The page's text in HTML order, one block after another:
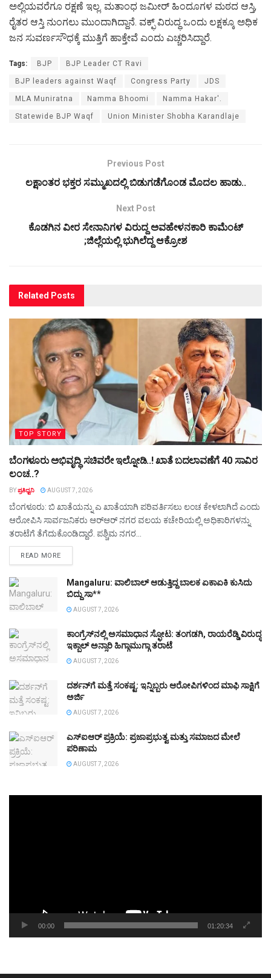
ಅಲ್ಲಿಯವರೆಗೂ ರಕ್ಷಣೆ ಇಲ್ಲ. ಮತಾಂಧ ಜಮೀರ್ ಹಿಂದೂಗಳ ಮಠದ ಆಸ್ತಿ,
ರೈತರ ಆಸ್ತಿ ನುಂಗಲು ಮುಂದಾಗಿದ್ದಾನೆ. ವಕ್ಫ್ ವಿರುದ್ಧ ಒಂದು ಲಕ್ಷಕ್ಕೂ ಅಧಿಕ
ಜನ ಸುವರ್ಣಸೌಧಕ್ಕೆ ಮುತ್ತಿಗೆ ಹಾಕ್ತೇವೆ ಎಂದು ಎಚ್ಚರಿಸಿದ್ದಾರೆ.
Tags: BJP BJP Leader CT Ravi
BJP leaders against Waqf Congress Party JDS
MLA Muniratna Namma Bhoomi Namma Hakar'.
Statewide BJP Waqf Union Minister Shobha Karandlaje
Previous Post
ಲಕ್ಷಾಂತರ ಭಕ್ತರ ಸಮ್ಮುಖದಲ್ಲಿ ಬಿಡುಗಡೆಗೊಂಡ ಮೊದಲ ಹಾಡು..
Next Post
ಕೊಡಗಿನ ವೀರ ಸೇನಾನಿಗಳ ವಿರುದ್ದ ಅವಹೇಳನಕಾರಿ ಕಾಮೆಂಟ್‌
;ಜಿಲ್ಲೆಯಲ್ಲಿ ಭುಗಿಲೆದ್ದ ಆಕ್ರೋಶ
Related Posts
TOP STORY
ಬೆಂಗಳೂರು ಅಭಿವೃದ್ಧಿ ಸಚಿವರೇ ಇಲ್ನೋಡಿ..! ಖಾತೆ ಬದಲಾವಣೆಗೆ 40 ಸಾವಿರ
ಲಂಚ..?
BYಪ್ರತಿಧ್ವನಿ AUGUST 7, 2026
ಬೆಂಗಳೂರು: ಬಿ ಖಾತೆಯನ್ನು ಎ ಖಾತೆಯಾಗಿ ಪರಿವರ್ತಿಸಲು ಲಂಚ ಕೇಳಲಾಗಿದೆ ಎಂದು
ಆರೋಪಿಸಿ ಸಾರ್ವಜನಿಕರು ಆರ್‌ಆರ್ ನಗರ ವಲಯ ಕಚೇರಿಯಲ್ಲಿ ಅಧಿಕಾರಿಗಳನ್ನು
ತರಾಟೆಗೆ ತೆಗೆದುಕೊಂಡಿದ್ದಾರೆ. ಪಶ್ಚಿಮ ನಗರ...
READ MOREDETAILS
Mangaluru: ವಾಲಿಬಾಲ್‌ ಆಡುತ್ತಿದ್ದ ಬಾಲಕ ಏಕಾಏಕಿ ಕುಸಿದು
ಬಿದ್ದು ಸಾ**
AUGUST 7, 2026
ಕಾಂಗ್ರೆಸ್‌ನಲ್ಲಿ ಅಸಮಾಧಾನ ಸ್ಫೋಟ: ತಂಗಡಗಿ, ರಾಯರೆಡ್ಡಿ ವಿರುದ್ಧ
ಇಕ್ಬಾಲ್ ಅನ್ಸಾರಿ ಹಿಗ್ಗಾಮುಗ್ಗಾ ತರಾಟೆ
AUGUST 7, 2026
ದರ್ಶನ್‌ಗೆ ಮತ್ತೆ ಸಂಕಷ್ಟ: ಇನ್ನಿಬ್ಬರು ಆರೋಪಿಗಳಿಂದ ಮಾಫಿ ಸಾಕ್ಷಿಗೆ
ಅರ್ಜಿ
AUGUST 7, 2026
ಎಸ್ಐಆರ್ ಪ್ರಕ್ರಿಯೆ: ಪ್ರಜಾಪ್ರಭುತ್ವ ಮತ್ತು ಸಮಾಜದ ಮೇಲೆ
ಪರಿಣಾಮ
AUGUST 7, 2026
00:00 01:20:34